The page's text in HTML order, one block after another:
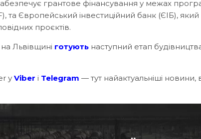
грантове фінансування у межах
та Європейський інвестиційний банк (ЄІБ),
проєктів.
Львівщині готують наступний етап
у Viber і Telegram — тут найактуальніші новини,